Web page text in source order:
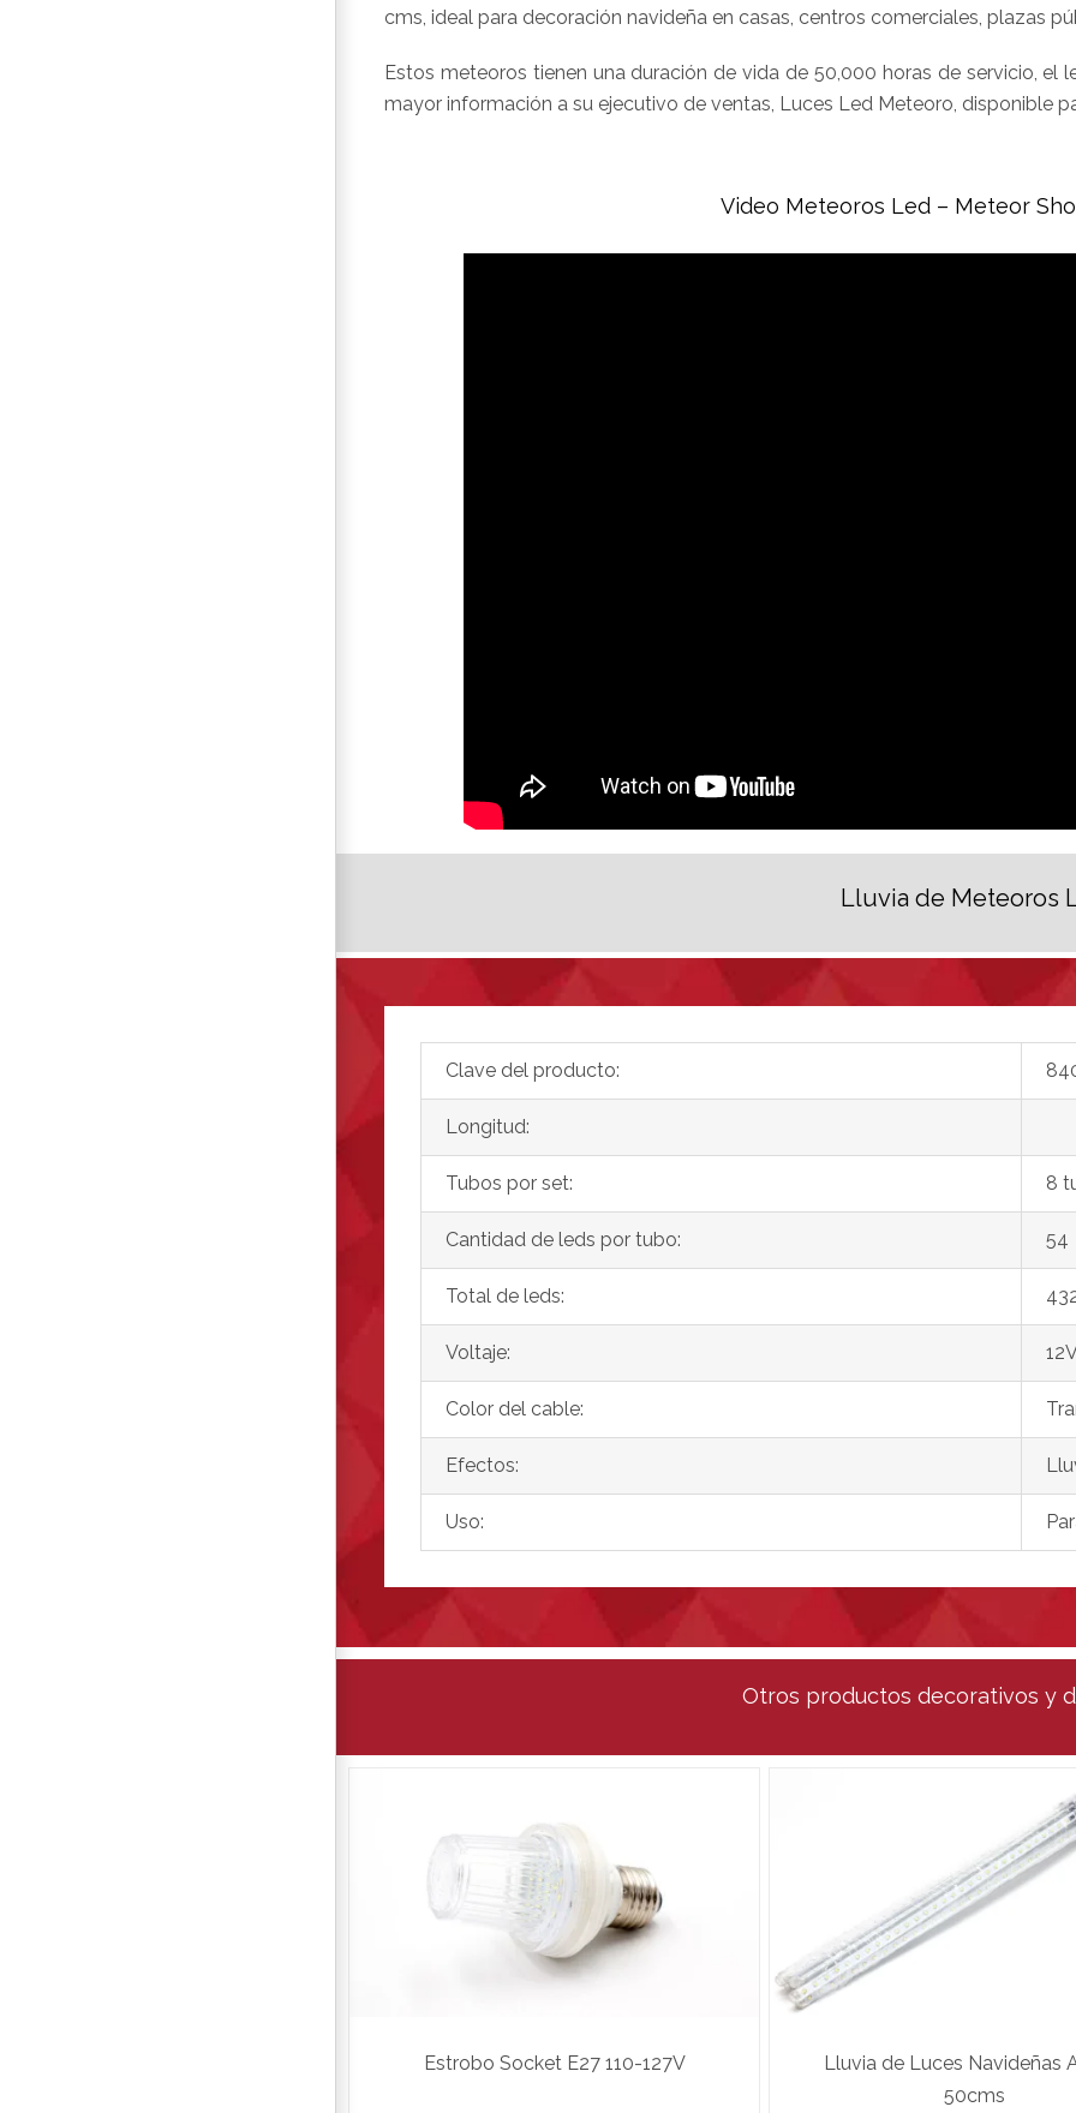
cms, ideal para decoración navideña en casas, centros comerciales, plazas
Estos meteoros tienen una duración de vida de 50,000 horas de servicio,
mayor información a su ejecutivo de ventas, Luces Led Meteoro, disponible
Video Meteoros Led – Meteor
Lluvia de Meteoros
Clave del producto:
Longitud:
Tubos por set: 8
Cantidad de leds por tubo: 54
Total de leds:
Voltaje:
Color del cable:
Efectos:
Uso:
Otros productos decorativos y
Estrobo Socket E27 110-127V
Lluvia de Luces Navideñas
50cms